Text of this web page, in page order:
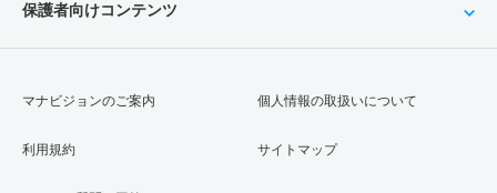
保護者向けコンテンツ
マナビジョンのご案内
利用規約
個人情報の取扱いについて
サイトマップ